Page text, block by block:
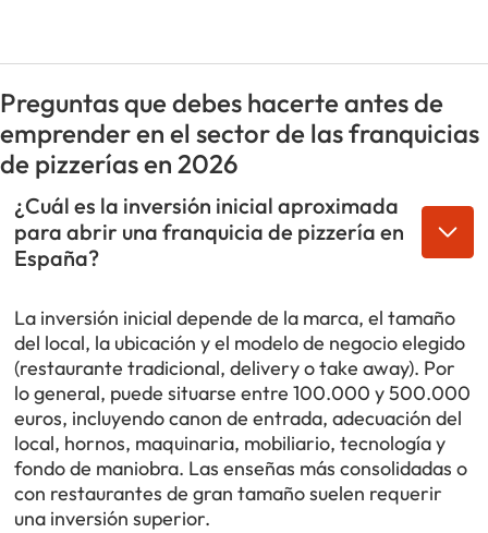
Preguntas que debes hacerte antes de
emprender en el sector de las franquicias
de pizzerías en 2026
¿Cuál es la inversión inicial aproximada
para abrir una franquicia de pizzería en
España?
La inversión inicial depende de la marca, el tamaño
del local, la ubicación y el modelo de negocio elegido
(restaurante tradicional, delivery o take away). Por
lo general, puede situarse entre 100.000 y 500.000
euros, incluyendo canon de entrada, adecuación del
local, hornos, maquinaria, mobiliario, tecnología y
fondo de maniobra. Las enseñas más consolidadas o
con restaurantes de gran tamaño suelen requerir
una inversión superior.